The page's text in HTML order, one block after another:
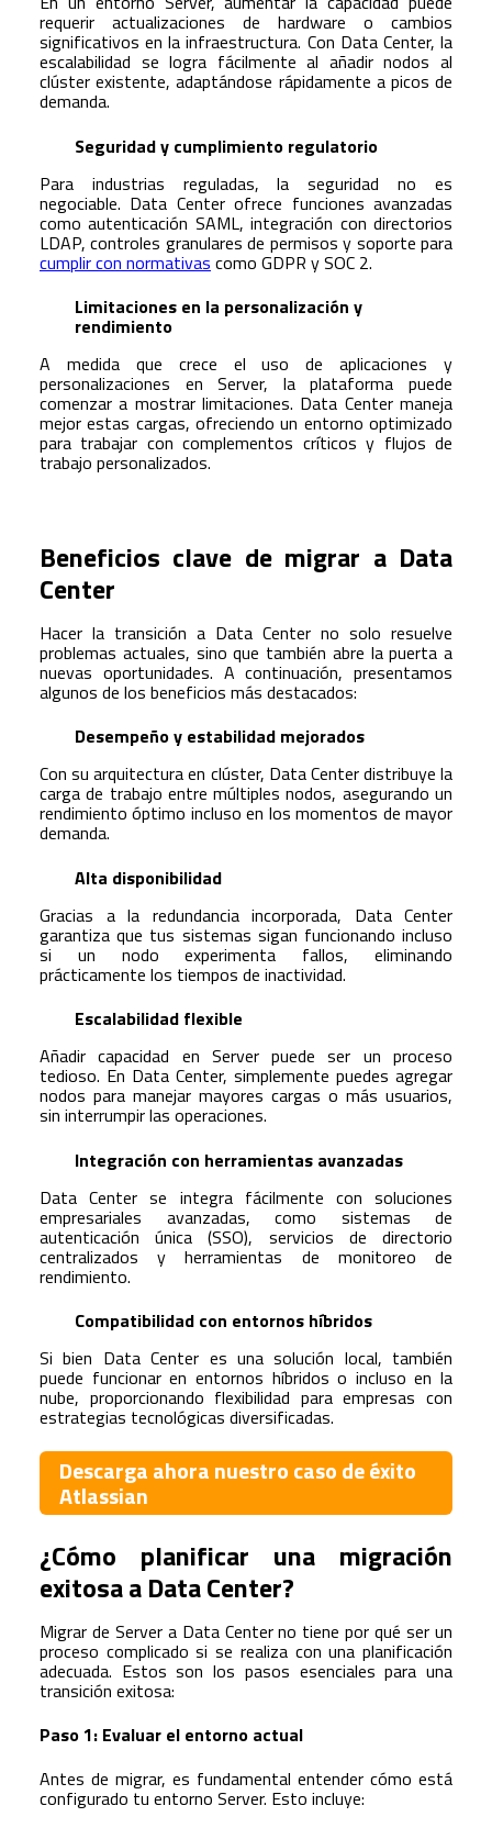
requerir actualizaciones de hardware o cambios
significativos en la infraestructura. Con Data Center, la
escalabilidad se logra fácilmente al añadir nodos al
clúster existente, adaptándose rápidamente a picos de
demanda.
Seguridad y cumplimiento regulatorio
Para industrias reguladas, la seguridad no es
negociable. Data Center ofrece funciones avanzadas
como autenticación SAML, integración con directorios
LDAP, controles granulares de permisos y soporte para
cumplir con normativas como GDPR y SOC 2.
Limitaciones en la personalización y
rendimiento
A medida que crece el uso de aplicaciones y
personalizaciones en Server, la plataforma puede
comenzar a mostrar limitaciones. Data Center maneja
mejor estas cargas, ofreciendo un entorno optimizado
para trabajar con complementos críticos y flujos de
trabajo personalizados.
Beneficios clave de migrar a Data
Center
Hacer la transición a Data Center no solo resuelve
problemas actuales, sino que también abre la puerta a
nuevas oportunidades. A continuación, presentamos
algunos de los beneficios más destacados:
Desempeño y estabilidad mejorados
Con su arquitectura en clúster, Data Center distribuye la
carga de trabajo entre múltiples nodos, asegurando un
rendimiento óptimo incluso en los momentos de mayor
demanda.
Alta disponibilidad
Gracias a la redundancia incorporada, Data Center
garantiza que tus sistemas sigan funcionando incluso
si un nodo experimenta fallos, eliminando
prácticamente los tiempos de inactividad.
Escalabilidad flexible
Añadir capacidad en Server puede ser un proceso
tedioso. En Data Center, simplemente puedes agregar
nodos para manejar mayores cargas o más usuarios,
sin interrumpir las operaciones.
Integración con herramientas avanzadas
Data Center se integra fácilmente con soluciones
empresariales avanzadas, como sistemas de
autenticación única (SSO), servicios de directorio
centralizados y herramientas de monitoreo de
rendimiento.
Compatibilidad con entornos híbridos
Si bien Data Center es una solución local, también
puede funcionar en entornos híbridos o incluso en la
nube, proporcionando flexibilidad para empresas con
estrategias tecnológicas diversificadas.
Descarga ahora nuestro caso de éxito
Atlassian
¿Cómo planificar una migración
exitosa a Data Center?
Migrar de Server a Data Center no tiene por qué ser un
proceso complicado si se realiza con una planificación
adecuada. Estos son los pasos esenciales para una
transición exitosa:
Paso 1: Evaluar el entorno actual
Antes de migrar, es fundamental entender cómo está
configurado tu entorno Server. Esto incluye: